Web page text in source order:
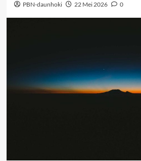
PBN-daunhoki 22 Mei 2026 0